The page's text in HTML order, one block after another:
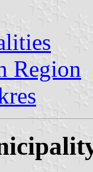
Region